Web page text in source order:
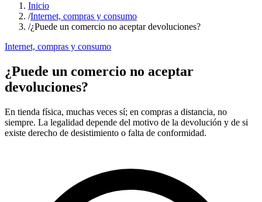
Inicio
/Internet, compras y consumo
/¿Puede un comercio no aceptar devoluciones?
Internet, compras y consumo
¿Puede un comercio no aceptar
devoluciones?
En tienda física, muchas veces sí; en compras a distancia, no
siempre. La legalidad depende del motivo de la devolución y de si
existe derecho de desistimiento o falta de conformidad.